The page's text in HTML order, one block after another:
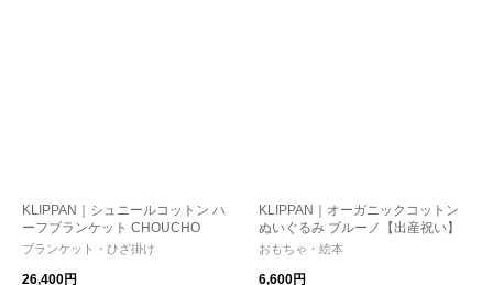
KLIPPAN｜シュニールコットン ハ
ーフブランケット CHOUCHO
ブランケット・ひざ掛け
26,400円
KLIPPAN｜オーガニックコットン
ぬいぐるみ ブルーノ【出産祝い】
おもちゃ・絵本
6,600円